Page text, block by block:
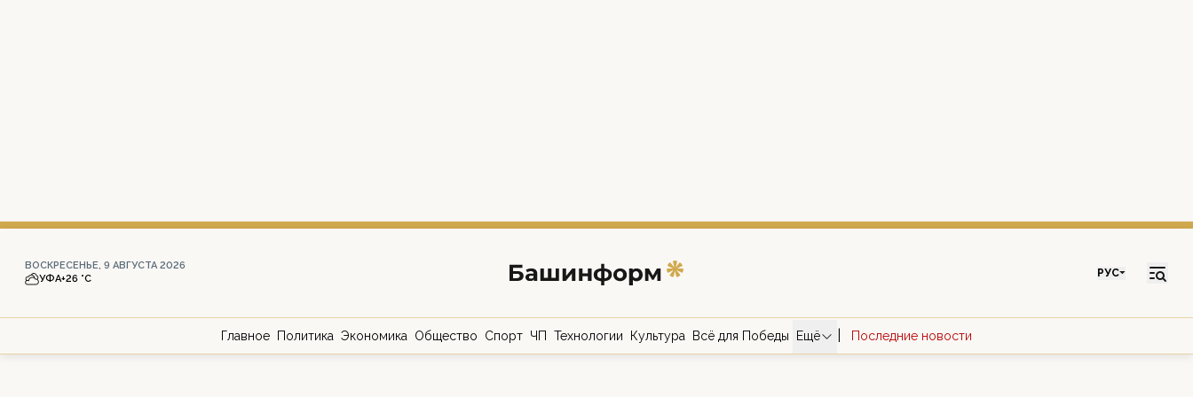
ВОСКРЕСЕНЬЕ, 9 АВГУСТА 2026
УФА+26 °С РУС
Главное Политика Экономика Общество Спорт ЧП Технологии Культура Всё для Победы Ещё Последние новости